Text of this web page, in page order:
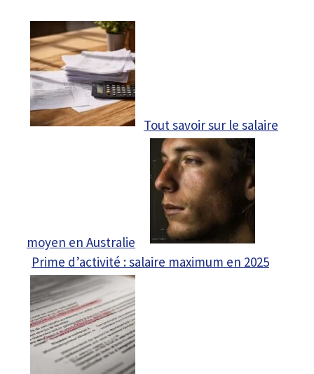
Tout savoir sur le salaire
moyen en Australie
Prime d’activité : salaire maximum en 2025